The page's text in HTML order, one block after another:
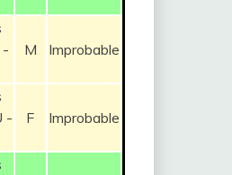
-
M Improbable
-
F Improbable